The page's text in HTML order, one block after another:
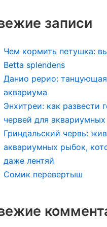
записи
Чем кормить петушка:
Betta splendens
Данио рерио:
аквариума
Энхитреи: как развести
червей для
Гриндальский червь:
аквариумных рыбок,
даже лентяй
Сомик перевертыш